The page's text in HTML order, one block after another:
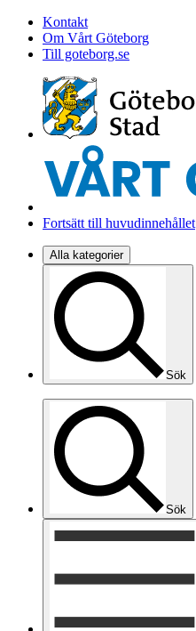
Kontakt
Om Vårt Göteborg
Till goteborg.se
Fortsätt till huvudinnehållet
Alla kategorier
Sök
Sök